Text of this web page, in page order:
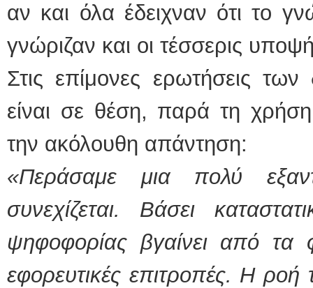
αν και όλα έδειχναν ότι το
γνώριζαν και οι τέσσερις
Στις επίμονες ερωτήσεις
είναι σε θέση, παρά τη
την ακόλουθη απάντηση:
«Περάσαμε μια πολύ
συνεχίζεται. Βάσει
ψηφοφορίας βγαίνει από
εφορευτικές επιτροπές. Η ροή